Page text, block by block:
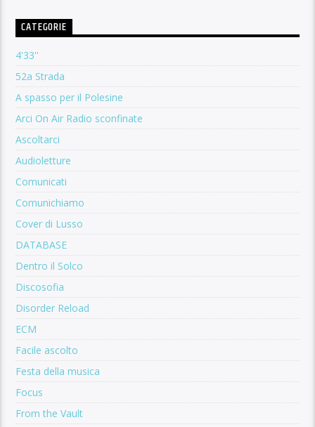
CATEGORIE
4'33''
52a Strada
A spasso per il Polesine
Arci On Air Radio sconfinate
Ascoltarci
Audioletture
Comunicati
Comunichiamo
Cover di Lusso
DATABASE
Dentro il Solco
Discosofia
Disorder Reload
ECM
Facile ascolto
Festa della musica
Focus
From the Vault